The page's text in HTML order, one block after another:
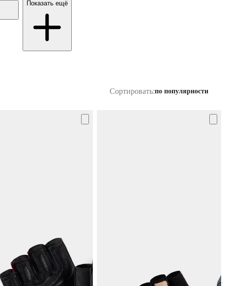
Показать ещё
Сортировать:по популярности